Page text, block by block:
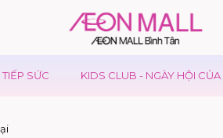
KIDS CLUB - NGÀY HỘI CỦA BÉ